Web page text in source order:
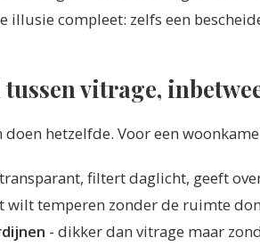
illusie compleet: zelfs een
vitrage,
hetzelfde. Voor een
filtert daglicht, geeft
wilt temperen zonder de ruimte
- dikker dan vitrage maar